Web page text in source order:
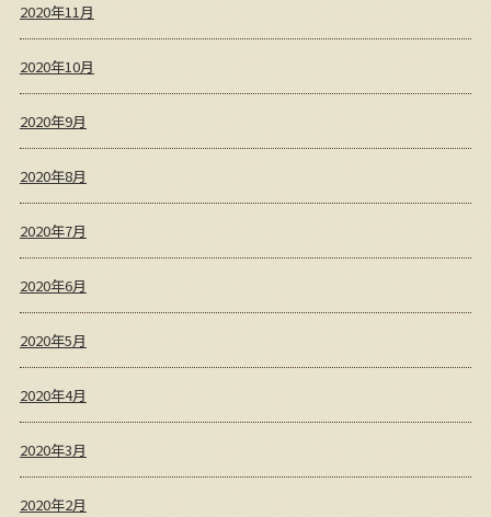
2020年11月
2020年10月
2020年9月
2020年8月
2020年7月
2020年6月
2020年5月
2020年4月
2020年3月
2020年2月